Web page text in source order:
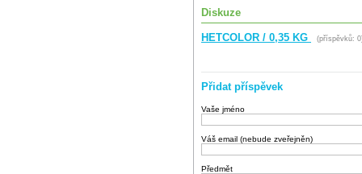
Diskuze
HETCOLOR / 0,35 KG (příspěvků:
Přidat příspěvek
Vaše jméno
Váš email (nebude zveřejněn)
Předmět